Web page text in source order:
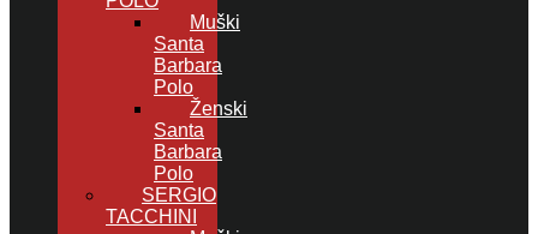
Muški
Santa
Barbara
Polo
Ženski
Santa
Barbara
Polo
SERGIO
TACCHINI